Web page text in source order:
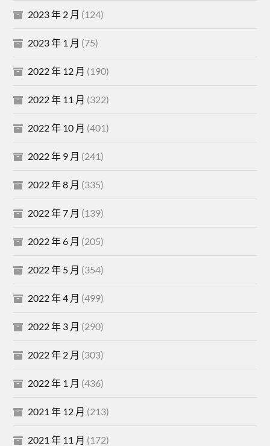
2023 年 2 月 (124)
2023 年 1 月 (75)
2022 年 12 月 (190)
2022 年 11 月 (322)
2022 年 10 月 (401)
2022 年 9 月 (241)
2022 年 8 月 (335)
2022 年 7 月 (139)
2022 年 6 月 (205)
2022 年 5 月 (354)
2022 年 4 月 (499)
2022 年 3 月 (290)
2022 年 2 月 (303)
2022 年 1 月 (436)
2021 年 12 月 (213)
2021 年 11 月 (172)